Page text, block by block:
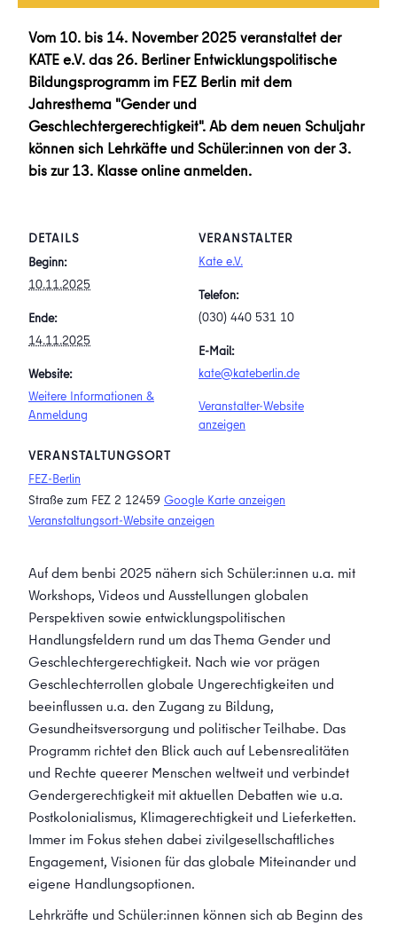
Vom 10. bis 14. November 2025 veranstaltet der
KATE e.V. das 26. Berliner Entwicklungspolitische
Bildungsprogramm im FEZ Berlin mit dem
Jahresthema "Gender und
Geschlechtergerechtigkeit". Ab dem neuen Schuljahr
können sich Lehrkäfte und Schüler:innen von der 3.
bis zur 13. Klasse online anmelden.
DETAILS
Beginn:
10.11.2025
Ende:
14.11.2025
Website:
Weitere Informationen &
Anmeldung
VERANSTALTUNGSORT
FEZ-Berlin
Straße zum FEZ 2 12459 Google Karte anzeigen
Veranstaltungsort-Website anzeigen
VERANSTALTER
Kate e.V.
Telefon:
(030) 440 531 10
E-Mail:
kate@kateberlin.de
Veranstalter-Website
anzeigen
Auf dem benbi 2025 nähern sich Schüler:innen u.a. mit
Workshops, Videos und Ausstellungen globalen
Perspektiven sowie entwicklungspolitischen
Handlungsfeldern rund um das Thema Gender und
Geschlechtergerechtigkeit. Nach wie vor prägen
Geschlechterrollen globale Ungerechtigkeiten und
beeinflussen u.a. den Zugang zu Bildung,
Gesundheitsversorgung und politischer Teilhabe. Das
Programm richtet den Blick auch auf Lebensrealitäten
und Rechte queerer Menschen weltweit und verbindet
Gendergerechtigkeit mit aktuellen Debatten wie u.a.
Postkolonialismus, Klimagerechtigkeit und Lieferketten.
Immer im Fokus stehen dabei zivilgesellschaftliches
Engagement, Visionen für das globale Miteinander und
eigene Handlungsoptionen.
Lehrkräfte und Schüler:innen können sich ab Beginn des